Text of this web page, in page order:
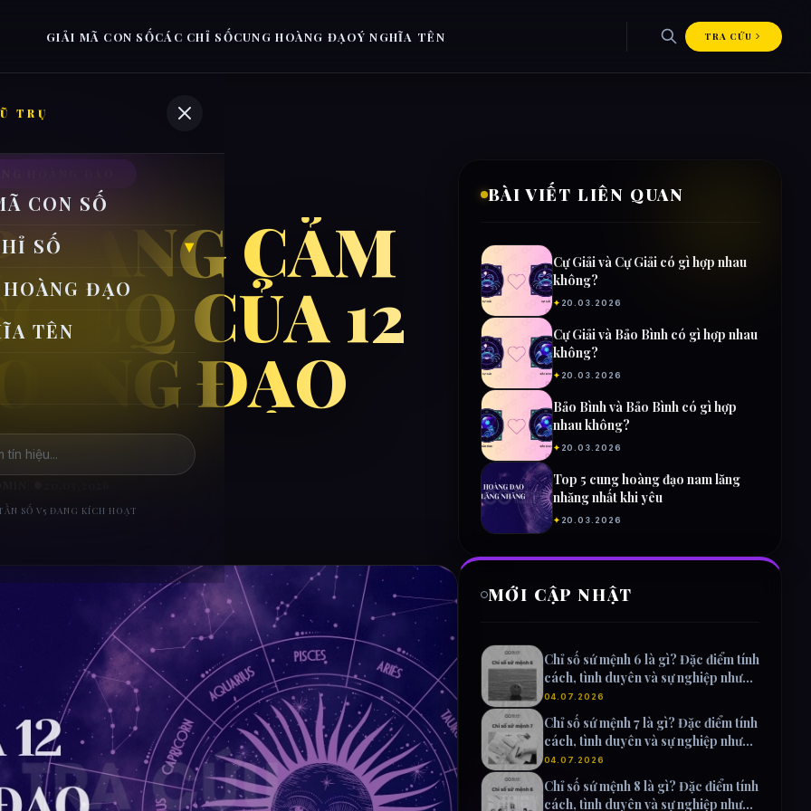
GIẢI MÃ CON SỐCÁC CHỈ SỐCUNG HOÀNG ĐẠOÝ NGHĨA TÊN TRA CỨU
TRỤ
CON SỐ
SỐ
ĐẠO
TÊN
SỐ V5 ĐANG KÍCH HOẠT
HẠNG CẢM
EQ CỦA 12
ĐẠO
BÀI VIẾT LIÊN QUAN
Cự Giải và Cự Giải có gì hợp nhau
không?
✦ 20.03.2026
Cự Giải và Bảo Bình có gì hợp nhau
không?
✦ 20.03.2026
Bảo Bình và Bảo Bình có gì hợp
nhau không?
✦ 20.03.2026
Top 5 cung hoàng đạo nam lăng
nhăng nhất khi yêu
✦ 20.03.2026
MỚI CẬP NHẬT
Chỉ số sứ mệnh 6 là gì? Đặc điểm tính
cách, tình duyên và sự nghiệp như
thế nào?
04.07.2026
Chỉ số sứ mệnh 7 là gì? Đặc điểm tính
cách, tình duyên và sự nghiệp như
thế nào?
04.07.2026
Chỉ số sứ mệnh 8 là gì? Đặc điểm tính
cách, tình duyên và sự nghiệp như